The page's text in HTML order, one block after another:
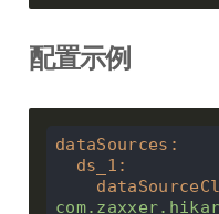
配置示例
dataSources :
ds_1 :